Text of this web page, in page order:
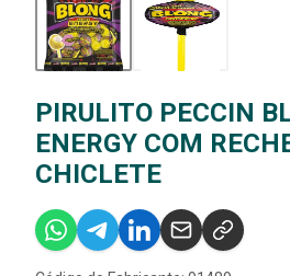
PIRULITO PECCIN
ENERGY COM
CHICLETE